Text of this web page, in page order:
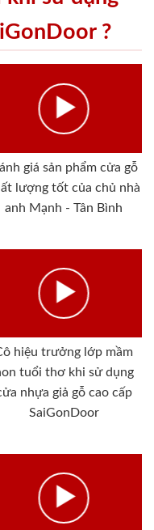
?
giá sản phẩm cửa gỗ
lượng tốt của chủ nhà
anh Mạnh - Tân Bình
hiệu trưởng lớp mầm
tuổi thơ khi sử dụng
nhựa giả gỗ cao cấp
SaiGonDoor